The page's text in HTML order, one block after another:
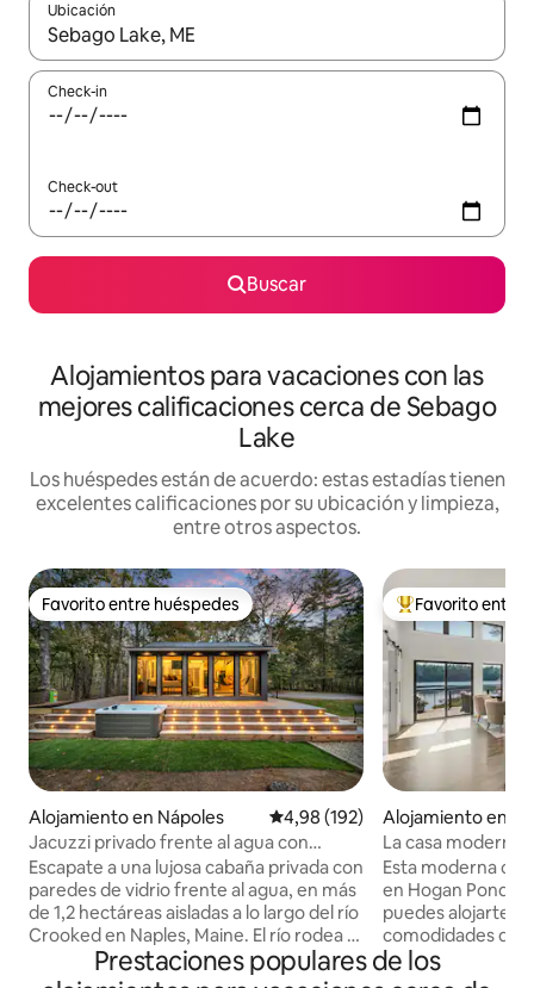
Ubicación
Cuando los resultados estén disponibles, navegá con las
Check-in
Check-out
Buscar
Alojamientos para vacaciones con las
mejores calificaciones cerca de Sebago
Lake
Los huéspedes están de acuerdo: estas estadías tienen
excelentes calificaciones por su ubicación y limpieza,
entre otros aspectos.
Favorito entre huéspedes
Favorito entre huéspedes
Alojamiento en Nápoles Calificación promedio: 4,98 de
4,98 (192)
Jacuzzi privado frente al agua con
diseñador de LUX - Aislado
Escapate a una lujosa cabaña privada con
paredes de vidrio frente al agua, en más
de 1,2 hectáreas aisladas a lo largo del río
Crooked en Naples, Maine. El río rodea el
lugar y ofrece total privacidad, tu propia
playa de arena, un muelle con acceso
Favorito entre
Favorito entre
Alojamiento en
La casa moderna
Esta moderna
en Hogan Pond
puedes alojarte
comodidades de
lago construida
del agua. Es un
Prestaciones populares de los